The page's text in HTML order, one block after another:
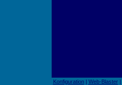
Konfiguration| Web-Blaster|